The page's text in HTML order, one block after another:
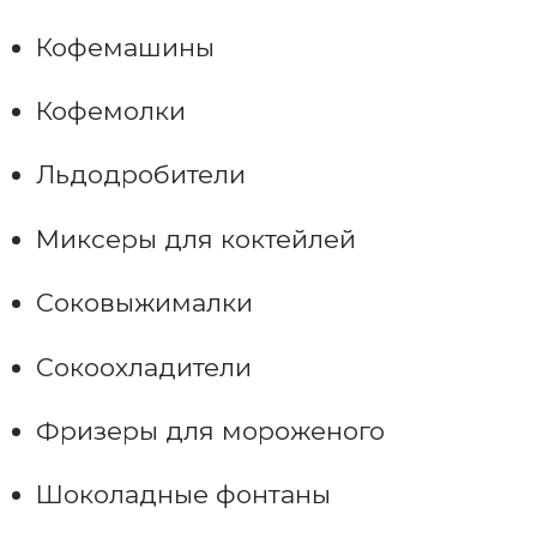
Кофемашины
Кофемолки
Льдодробители
Миксеры для коктейлей
Соковыжималки
Сокоохладители
Фризеры для мороженого
Шоколадные фонтаны